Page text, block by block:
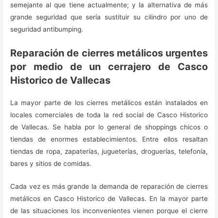
semejante al que tiene actualmente; y la alternativa de más
grande seguridad que sería sustituir su cilindro por uno de
seguridad antibumping.
Reparación de cierres metálicos urgentes
por medio de un cerrajero de Casco
Historico de Vallecas
La mayor parte de los cierres metálicos están instalados en
locales comerciales de toda la red social de Casco Historico
de Vallecas. Se habla por lo general de shoppings chicos o
tiendas de enormes establecimientos. Entre ellos resaltan
tiendas de ropa, zapaterías, jugueterías, droguerías, telefonía,
bares y sitios de comidas.
Cada vez es más grande la demanda de reparación de cierres
metálicos en Casco Historico de Vallecas. En la mayor parte
de las situaciones los inconvenientes vienen porque el cierre